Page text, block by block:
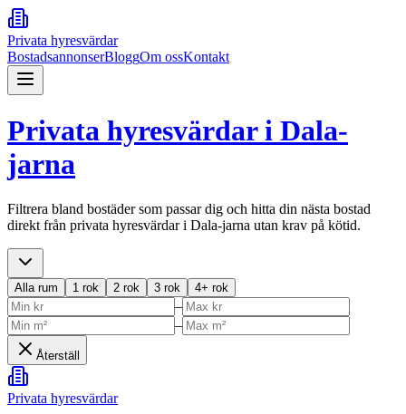
Privata hyresvärdar
BostadsannonserBloggOm ossKontakt
Privata hyresvärdar i Dala-
jarna
Filtrera bland bostäder som passar dig och hitta din nästa bostad
direkt från privata hyresvärdar i Dala-jarna utan krav på kötid.
Alla rum 1 rok 2 rok 3 rok 4+ rok
–
–
Återställ
Privata hyresvärdar